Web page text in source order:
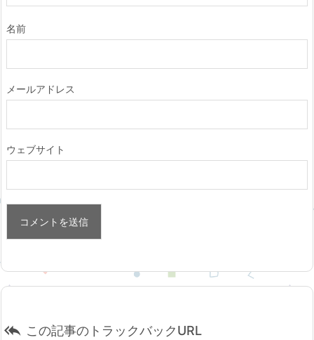
名前
メールアドレス
ウェブサイト
 この記事のトラックバックURL